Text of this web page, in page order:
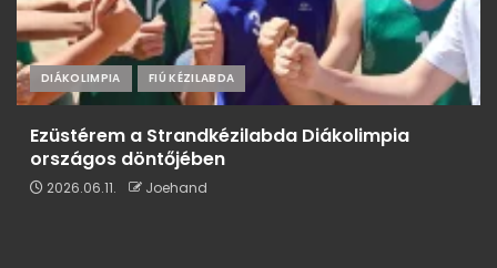
DIÁKOLIMPIA FIÚ KÉZILABDA
Ezüstérem a Strandkézilabda Diákolimpia
országos döntőjében
2026.06.11. Joehand